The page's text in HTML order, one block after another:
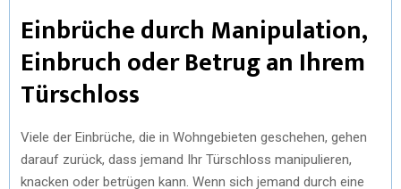
Einbrüche durch Manipulation,
Einbruch oder Betrug an Ihrem
Türschloss
Viele der Einbrüche, die in Wohngebieten geschehen, gehen
darauf zurück, dass jemand Ihr Türschloss manipulieren,
knacken oder betrügen kann. Wenn sich jemand durch eine